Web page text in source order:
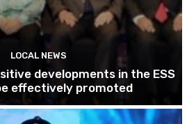
LOCAL NEWS
developments in the ESS
effectively promoted